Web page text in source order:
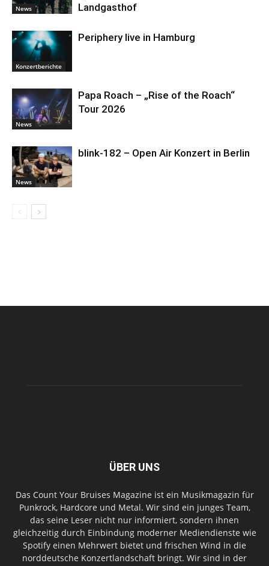
News
Landgasthof
Konzertberichte
Periphery live in Hamburg
News
Papa Roach – „Rise of the Roach“
Tour 2026
News
blink-182 – Open Air Konzert in Berlin
ÜBER UNS
Das Count Your Bruises Magazine ist ein Musikmagazin für
Punkrock, Hardcore und Metal. Wir sind ein junges Team,
das seine Leser nicht nur informiert, sondern ihnen
gleichzeitig durch Einbindung moderner Mediendienste wie
Spotify einen Mehrwert bietet und frischen Wind in die
norddeutsche Konzertlandschaft bringt. Wir sind in der